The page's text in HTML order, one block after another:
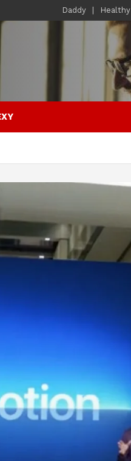
Daddy Healthy